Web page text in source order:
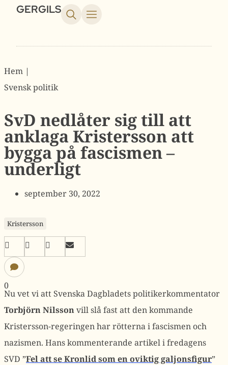
GERGILS
Hem |
Svensk politik
SvD nedlåter sig till att
anklaga Kristersson att
bygga på fascismen –
underligt
september 30, 2022
Kristersson
0
Nu vet vi att Svenska Dagbladets politikerkommentator
Torbjörn Nilssonvill slå fast att den kommande
Kristersson-regeringen har rötterna i fascismen och
nazismen. Hans kommenterande artikel i fredagens
SVD ”Fel att se Kronlid som en oviktig galjonsfigur”